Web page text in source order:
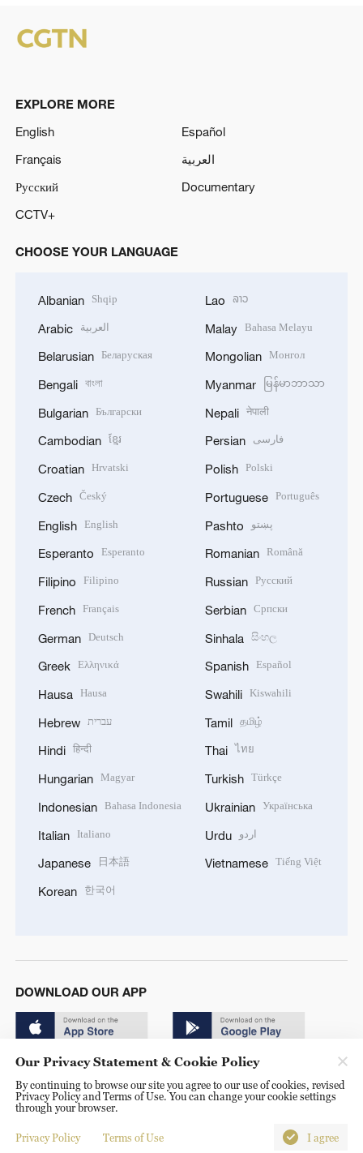
EXPLORE MORE
English
Español
Français
العربية
Русский
Documentary
CCTV+
CHOOSE YOUR LANGUAGE
Albanian Shqip
Arabic العربية
Belarusian Беларуская
Bengali বাংলা
Bulgarian Български
Cambodian ខ្មែរ
Croatian Hrvatski
Czech Český
English English
Esperanto Esperanto
Filipino Filipino
French Français
German Deutsch
Greek Ελληνικά
Hausa Hausa
Hebrew עברית
Hindi हिन्दी
Hungarian Magyar
Indonesian Bahasa Indonesia
Italian Italiano
Japanese 日本語
Korean 한국어
Lao ລາວ
Malay Bahasa Melayu
Mongolian Монгол
Myanmar မြန်မာဘာသာ
Nepali नेपाली
Persian فارسی
Polish Polski
Portuguese Português
Pashto پښتو
Romanian Română
Russian Русский
Serbian Српски
Sinhala සිංහල
Spanish Español
Swahili Kiswahili
Tamil தமிழ்
Thai ไทย
Turkish Türkçe
Ukrainian Українська
Urdu اردو
Vietnamese Tiếng Việt
DOWNLOAD OUR APP
© China Radio International.CRI. All Rights Reserved. 16A
Shijingshan Road, Beijing, China. 100040
Our Privacy Statement & Cookie Policy
By continuing to browse our site you agree to our use of cookies, revised
Privacy Policy and Terms of Use. You can change your cookie settings
through your browser.
Privacy Policy Terms of Use I agree